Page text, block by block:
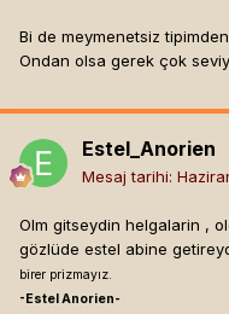
Bi de meymenetsiz
Ondan olsa gerek çok
Estel_Anorien
Mesaj tarihi:
Olm gitseydin helgalarin ,
gözlüde estel abine
birer prizmayız.
-Estel Anorien-